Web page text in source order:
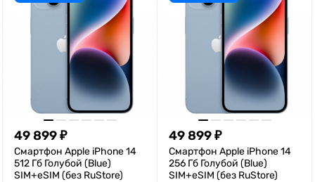
49 899₽
Смартфон Apple iPhone 14
512 Гб Голубой (Blue)
SIM+eSIM (без RuStore)
49 899₽
Смартфон Apple iPhone 14
256 Гб Голубой (Blue)
SIM+eSIM (без RuStore)